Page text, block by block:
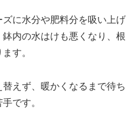
に水分や肥料分を吸い上げ
内の水はけも悪くなり、根
す。
えず、暖かくなるまで待ち
です。